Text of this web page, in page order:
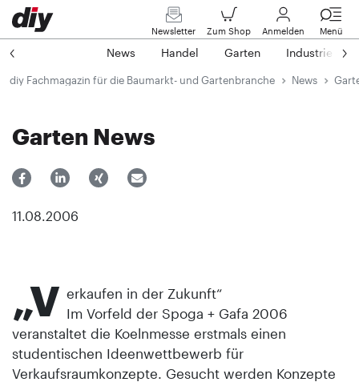
Newsletter Zum Shop Anmelden Menü
News Handel Garten Industrie
diy Fachmagazin für die Baumarkt- und Gartenbranche News
Garten News
11.08.2006
„V erkaufen in der Zukunft“
Im Vorfeld der Spoga + Gafa 2006
veranstaltet die Koelnmesse erstmals einen
studentischen Ideenwettbewerb für
Verkaufsraumkonzepte. Gesucht werden Konzepte